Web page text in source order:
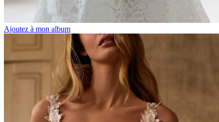
Ajoutez à mon album